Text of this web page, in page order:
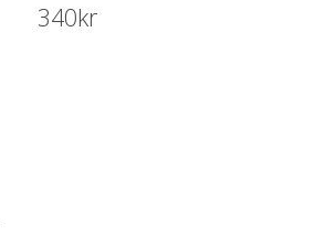
340kr